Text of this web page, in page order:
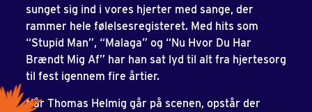
sunget sig ind i vores hjerter med sange, der
rammer hele følelsesregisteret. Med hits som
“Stupid Man”, “Malaga” og “Nu Hvor Du Har
Brændt Mig Af” har han sat lyd til alt fra hjertesorg
til fest igennem fire årtier.
Når Thomas Helmig går på scenen, opstår der